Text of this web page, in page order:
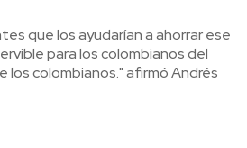
que los ayudarían a ahorrar ese
para los colombianos del
los colombianos." afirmó Andrés